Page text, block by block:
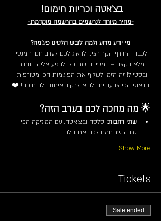
בצ׳אטה וכריות חימום!
-מחיר מיוחד לנרשמים בהרשמה מוקדמת-
מי יודע מדוע ולמה לובש הלטינו פיג'מה?
לכבוד החורף הקר רצינו לדאוג לכם לערב חם, רומנטי
ומלא בקצב – במסיבה שתוכלו להגיע אליה בנוחות
ובסטייל! זה הזמן לשלוף את הפיג'מות הכי מטורפות,
הוואנזי הכי צבעוניים, ולבוא לרקוד איתנו בלב חיפה! ❤️
🌟 מה מחכה לכם בערב הזה?
שתי רחבות: סלסה ובצ'אטה, עם המוזיקה הכי
טובה שתחמם לכם את הלב!
Show More
Tickets
Sale ended